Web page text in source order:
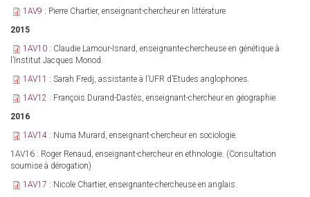
1AV9 : Pierre Chartier, enseignant-chercheur en littérature.
2015
1AV10 : Claudie Lamour-Isnard, enseignante-chercheuse en génétique à
l’Institut Jacques Monod.
1AV11 : Sarah Fredj, assistante à l’UFR d’Etudes anglophones.
1AV12 : François Durand-Dastès, enseignant-chercheur en géographie.
2016
1AV14 : Numa Murard, enseignant-chercheur en sociologie.
1AV16 : Roger Renaud, enseignant-chercheur en ethnologie. (Consultation
soumise à dérogation)
1AV17 : Nicole Chartier, enseignante-chercheuse en anglais.